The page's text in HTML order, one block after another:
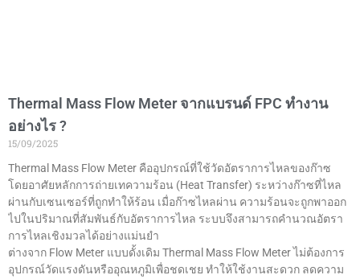
Thermal Mass Flow Meter จากแบรนด์ FPC ทำงาน
อย่างไร ?
15/09/2025
Thermal Mass Flow Meter คืออุปกรณ์ที่ใช้วัดอัตราการไหลของก๊าซ
โดยอาศัยหลักการถ่ายเทความร้อน (Heat Transfer) ระหว่างก๊าซที่ไหล
ผ่านกับเซนเซอร์ที่ถูกทำให้ร้อน เมื่อก๊าซไหลผ่าน ความร้อนจะถูกพาออก
ไปในปริมาณที่สัมพันธ์กับอัตราการไหล ระบบจึงสามารถคำนวณอัตรา
การไหลเชิงมวลได้อย่างแม่นยำ
ต่างจาก Flow Meter แบบดั้งเดิม Thermal Mass Flow Meter ไม่ต้องการ
อุปกรณ์วัดแรงดันหรืออุณหภูมิเพื่อชดเชย ทำให้ใช้งานสะดวก ลดความ